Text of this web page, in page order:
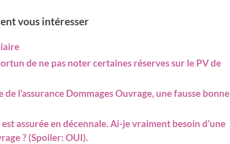
vous intéresser
de ne pas noter certaines réserves sur le PV de
de l’assurance Dommages Ouvrage, une fausse bonne
assurée en décennale. Ai-je vraiment besoin d’une
? (Spoiler: OUI).